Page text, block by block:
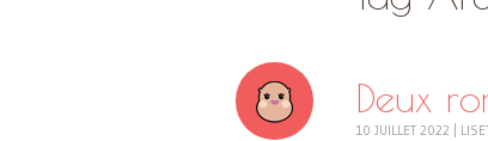
Deux
10 JUILLET 2022